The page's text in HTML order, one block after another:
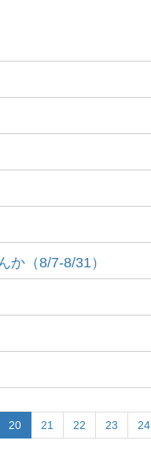
か（8/7-8/31）
20 21 22 23 24